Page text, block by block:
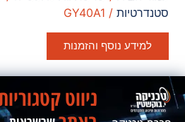
סטנדרטיות / GY40A1
למידע נוסף והזמנות
ניווט